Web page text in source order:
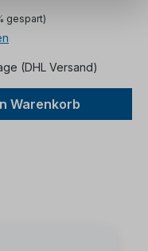
gespart)
(DHL Versand)
Warenkorb